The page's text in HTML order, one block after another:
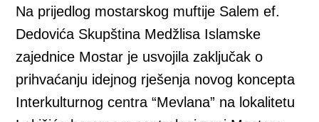
Na prijedlog mostarskog muftije Salem ef.
Dedovića Skupština Medžlisa Islamske
zajednice Mostar je usvojila zaključak o
prihvaćanju idejnog rješenja novog koncepta
Interkulturnog centra “Mevlana” na lokalitetu